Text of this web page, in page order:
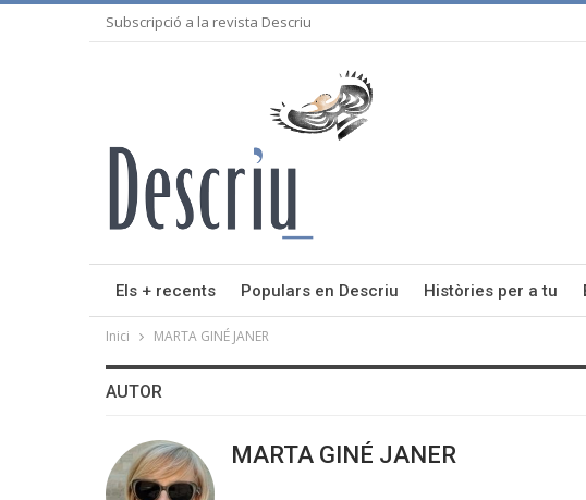
Subscripció a la revista Descriu
Els + recents Populars en Descriu Històries per a tu
Inici MARTA GINÉ JANER
AUTOR
MARTA GINÉ JANER